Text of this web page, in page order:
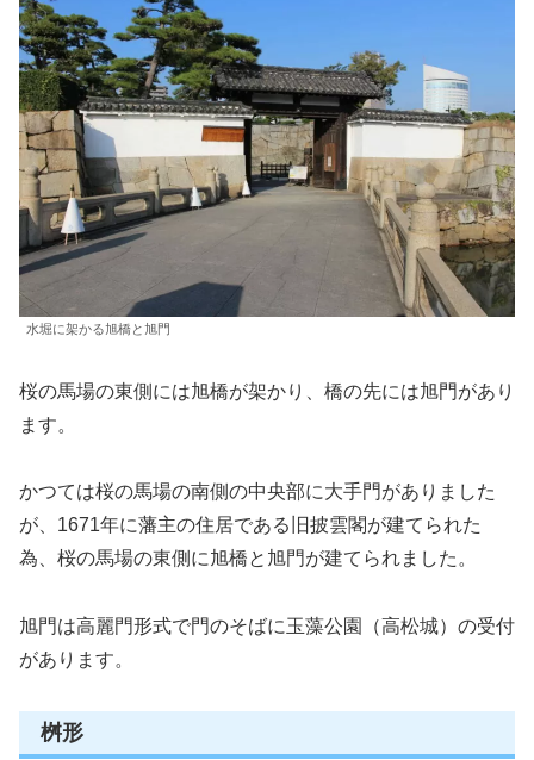
水堀に架かる旭橋と旭門
桜の馬場の東側には旭橋が架かり、橋の先には旭門があり
ます。
かつては桜の馬場の南側の中央部に大手門がありました
が、1671年に藩主の住居である旧披雲閣が建てられた
為、桜の馬場の東側に旭橋と旭門が建てられました。
旭門は高麗門形式で門のそばに玉藻公園（高松城）の受付
があります。
桝形